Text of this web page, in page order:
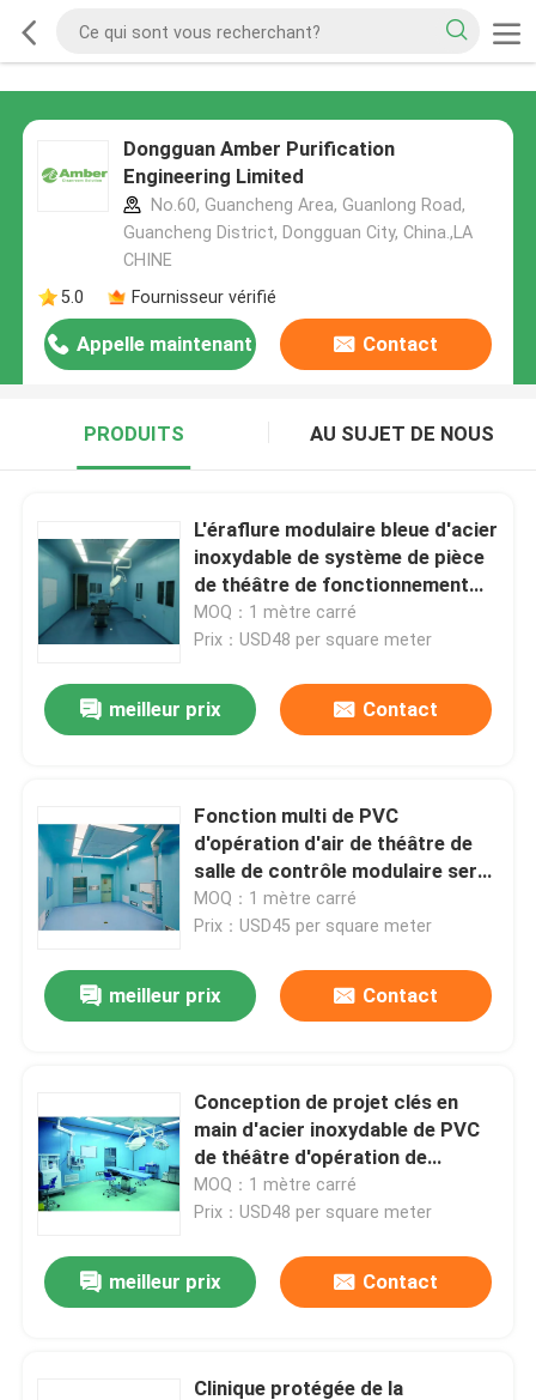
Dongguan Amber Purification
Engineering Limited
No.60, Guancheng Area, Guanlong Road,
Guancheng District, Dongguan City, China.,LA
CHINE
5.0
Fournisseur vérifié
Appelle maintenant Contact
PRODUITS AU SUJET DE NOUS
L'éraflure modulaire bleue d'acier
inoxydable de système de pièce
de théâtre de fonctionnement
rendent la classe 100 - 1000
résistante
MOQ：1 mètre carré
Prix：USD48 per square meter
meilleur prix Contact
Fonction multi de PVC
d'opération d'air de théâtre de
salle de contrôle modulaire serré
de PLC
MOQ：1 mètre carré
Prix：USD45 per square meter
meilleur prix Contact
Conception de projet clés en
main d'acier inoxydable de PVC
de théâtre d'opération de
chirurgie d'hôpital d'ICU
MOQ：1 mètre carré
Prix：USD48 per square meter
meilleur prix Contact
Clinique protégée de la